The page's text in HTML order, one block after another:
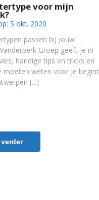
voor mijn
5 okt. 2020
passen bij jouw
Groep geeft je in
handige tips en tricks en
moeten weten voor je begint